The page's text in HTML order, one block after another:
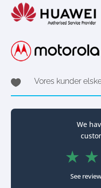
 Vores kunder
We
★
See